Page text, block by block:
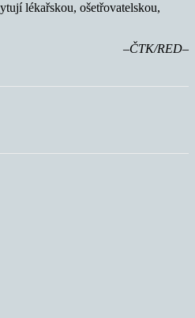
lékařskou, ošetřovatelskou,
–ČTK/RED–